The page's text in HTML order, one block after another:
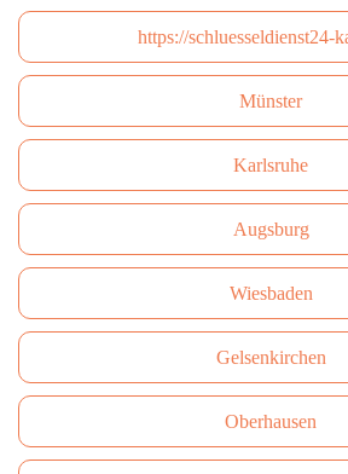
https://schluesseldienst24-
Münster
Karlsruhe
Augsburg
Wiesbaden
Gelsenkirchen
Oberhausen